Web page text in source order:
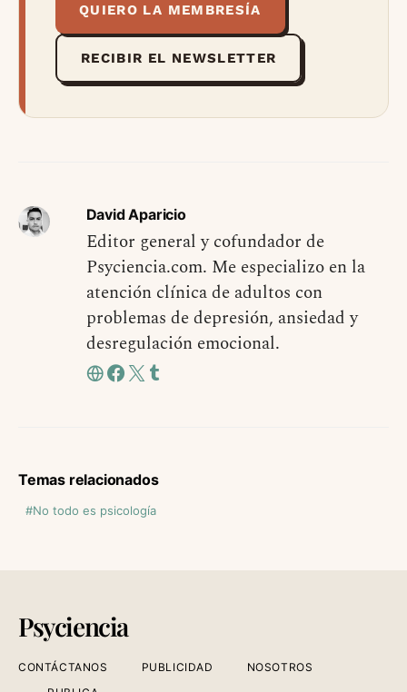
QUIERO LA MEMBRESÍA
RECIBIR EL NEWSLETTER
David Aparicio
Editor general y cofundador de
Psyciencia.com. Me especializo en la
atención clínica de adultos con
problemas de depresión, ansiedad y
desregulación emocional.
Temas relacionados
No todo es psicología
Psyciencia
CONTÁCTANOS PUBLICIDAD
NOSOTROS